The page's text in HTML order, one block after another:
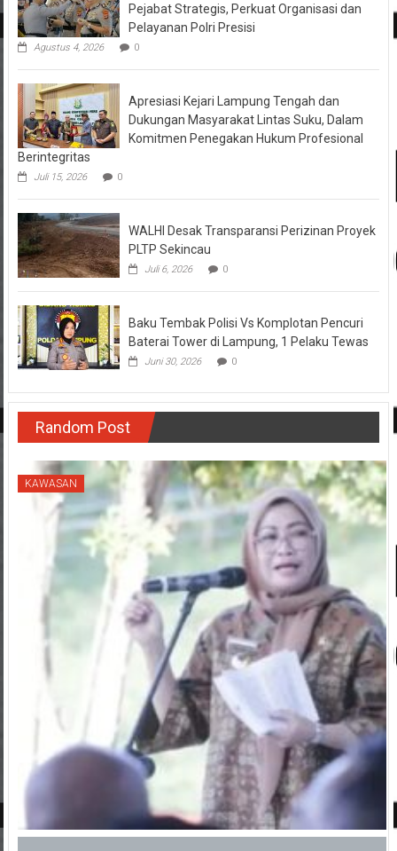
Pejabat Strategis, Perkuat Organisasi dan
Pelayanan Polri Presisi
Agustus 4, 2026 0
Apresiasi Kejari Lampung Tengah dan
Dukungan Masyarakat Lintas Suku, Dalam
Komitmen Penegakan Hukum Profesional
Berintegritas
Juli 15, 2026 0
WALHI Desak Transparansi Perizinan Proyek
PLTP Sekincau
Juli 6, 2026 0
Baku Tembak Polisi Vs Komplotan Pencuri
Baterai Tower di Lampung, 1 Pelaku Tewas
Juni 30, 2026 0
Random Post
KAWASAN